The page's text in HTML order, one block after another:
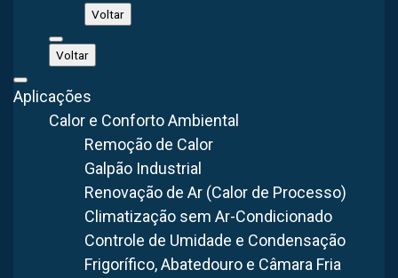
Voltar
Voltar
Aplicações
Calor e Conforto Ambiental
Remoção de Calor
Galpão Industrial
Renovação de Ar (Calor de Processo)
Climatização sem Ar-Condicionado
Controle de Umidade e Condensação
Frigorífico, Abatedouro e Câmara Fria
ou retirar o ar contaminado de forma segura e com a
máxima eficiência.
filtragem, o filtro de manga em Curitiba possui uma ótima
relação de custo-benefício. Isso porque é um dispositivo
versátil, eficiente e com baixos custos de investimento.